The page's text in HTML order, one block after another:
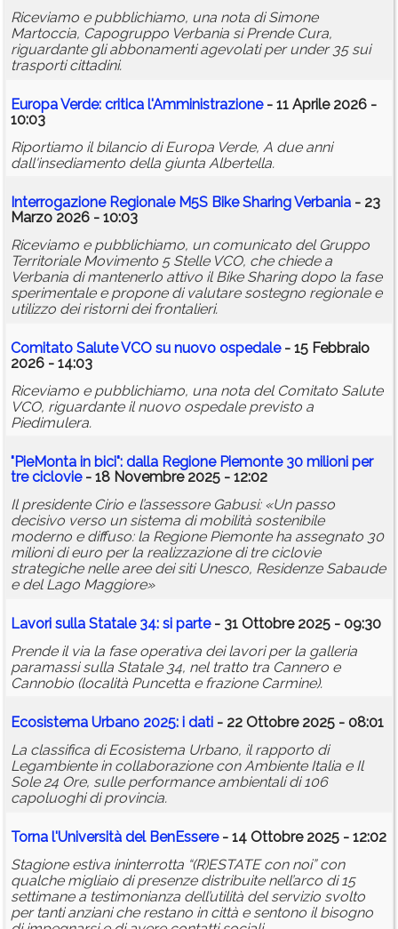
Riceviamo e pubblichiamo, una nota di Simone
Martoccia, Capogruppo Verbania si Prende Cura,
riguardante gli abbonamenti agevolati per under 35 sui
trasporti cittadini.
Europa Verde: critica l'Amministrazione- 11 Aprile 2026 -
10:03
Riportiamo il bilancio di Europa Verde, A due anni
dall'insediamento della giunta Albertella.
Interrogazione Regionale M5S Bike Sharing Verbania - 23
Marzo 2026 - 10:03
Riceviamo e pubblichiamo, un comunicato del Gruppo
Territoriale Movimento 5 Stelle VCO, che chiede a
Verbania di mantenerlo attivo il Bike Sharing dopo la fase
sperimentale e propone di valutare sostegno regionale e
utilizzo dei ristorni dei frontalieri.
Comitato Salute VCO su nuovo ospedale- 15 Febbraio
2026 - 14:03
Riceviamo e pubblichiamo, una nota del Comitato Salute
VCO, riguardante il nuovo ospedale previsto a
Piedimulera.
"PieMonta in bici": dalla Regione Piemonte 30 milioni per
tre ciclovie- 18 Novembre 2025 - 12:02
Il presidente Cirio e l’assessore Gabusi: «Un passo
decisivo verso un sistema di mobilità sostenibile
moderno e diffuso: la Regione Piemonte ha assegnato 30
milioni di euro per la realizzazione di tre ciclovie
strategiche nelle aree dei siti Unesco, Residenze Sabaude
e del Lago Maggiore»
Lavori sulla Statale 34: si parte- 31 Ottobre 2025 - 09:30
Prende il via la fase operativa dei lavori per la galleria
paramassi sulla Statale 34, nel tratto tra Cannero e
Cannobio (località Puncetta e frazione Carmine).
Ecosistema Urbano 2025: i dati - 22 Ottobre 2025 - 08:01
La classifica di Ecosistema Urbano, il rapporto di
Legambiente in collaborazione con Ambiente Italia e Il
Sole 24 Ore, sulle performance ambientali di 106
capoluoghi di provincia.
Torna l'Università del BenEssere- 14 Ottobre 2025 - 12:02
Stagione estiva ininterrotta “(R)ESTATE con noi” con
qualche migliaio di presenze distribuite nell’arco di 15
settimane a testimonianza dell’utilità del servizio svolto
per tanti anziani che restano in città e sentono il bisogno